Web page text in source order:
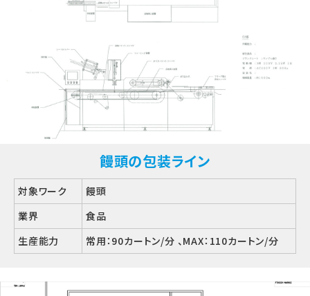
饅頭の包装ライン
対象ワーク
饅頭
業界
食品
生産能力
常用：90カートン/分 、MAX：110カートン/分